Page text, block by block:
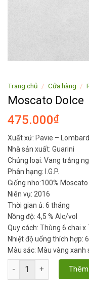
Trang chủ / Cửa hàng /
Moscato Dolce
475.000₫
Xuất xứ: Pavie –
Nhà sản xuất: Guarini
Chủng loại: Vang trắng
Phân hạng: I.G.P.
Giống nho:100% Moscato
Niên vụ: 2016
Thời gian ủ: 6 tháng
Nồng độ: 4,5 % Alc/vol
Quy cách: Thùng 6 chai x
Nhiệt độ uống thích hợp:
Màu sắc: Màu vàng xanh
Moscato Dolce số lượng